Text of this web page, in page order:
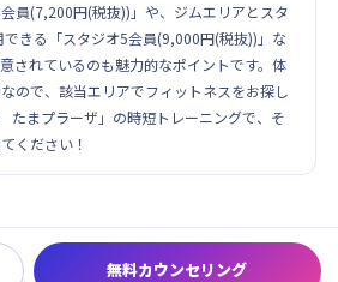
員(7,200円(税抜))」や、ジムエリアとスタ
きる「スタジオ5会員(9,000円(税抜))」な
されているのも魅力的なポイントです。体
ので、該当エリアでフィットネスをお探し
たまプラーザ」の時短トレーニングで、そ
ください！
無料カウンセリング